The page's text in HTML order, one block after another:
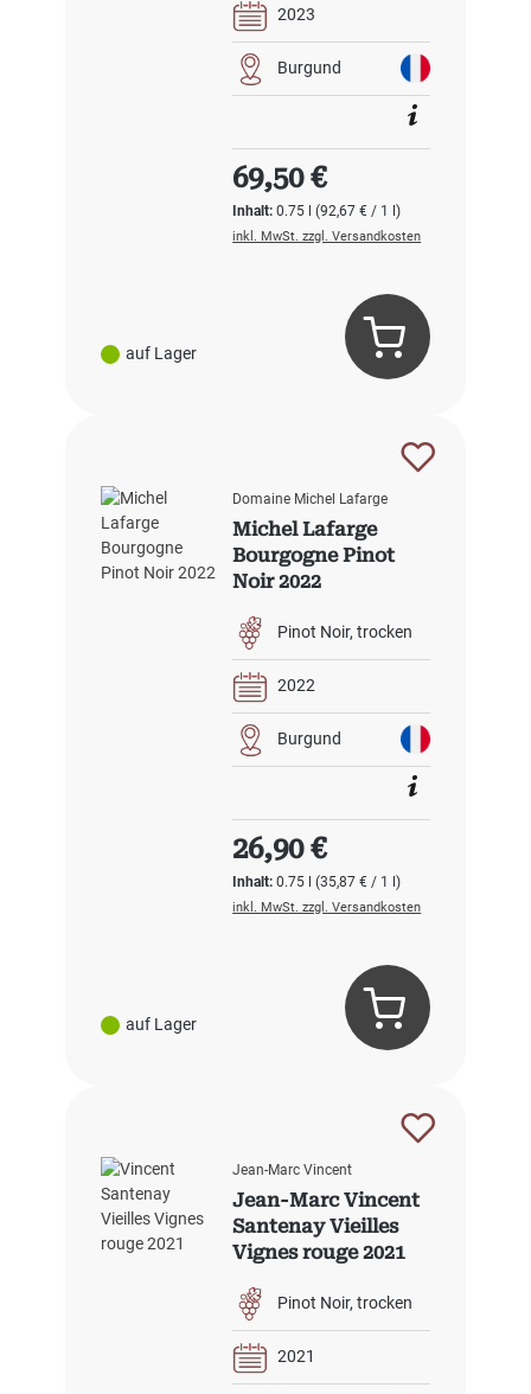
auf Lager
2023
Burgund
Inhalt:0.75 l(92,67 € / 1 l)
Regulärer Preis:
69,50 €
inkl. MwSt. zzgl. Versandkosten
auf Lager
Domaine Michel Lafarge
Michel Lafarge
Bourgogne Pinot
Noir 2022
Pinot Noir trocken
2022
Burgund
Inhalt:0.75 l(35,87 € / 1 l)
Regulärer Preis:
26,90 €
inkl. MwSt. zzgl. Versandkosten
Jean-Marc Vincent
Jean-Marc Vincent
Santenay Vieilles
Vignes rouge 2021
Pinot Noir trocken
2021